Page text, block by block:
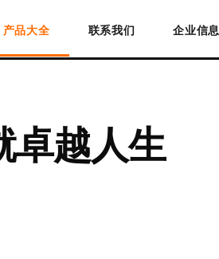
产品大全 联系我们 企业信息
卓越人生